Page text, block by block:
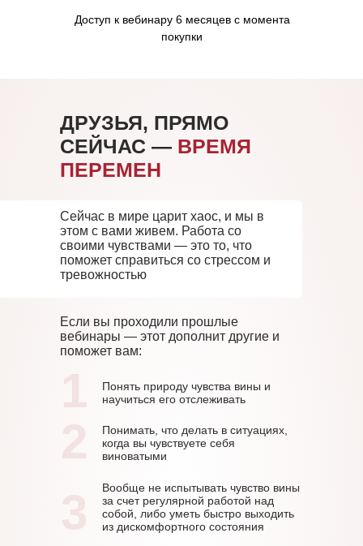
Доступ к вебинару 6 месяцев с момента
покупки
ДРУЗЬЯ, ПРЯМО
СЕЙЧАС — ВРЕМЯ
ПЕРЕМЕН
Сейчас в мире царит хаос, и мы в
этом с вами живем. Работа со
своими чувствами — это то, что
поможет справиться со стрессом и
тревожностью
Если вы проходили прошлые
вебинары — этот дополнит другие и
поможет вам:
Понять природу чувства вины и
научиться его отслеживать
Понимать, что делать в ситуациях,
когда вы чувствуете себя
виноватыми
Вообще не испытывать чувство вины
за счет регулярной работой над
собой, либо уметь быстро выходить
из дискомфортного состояния